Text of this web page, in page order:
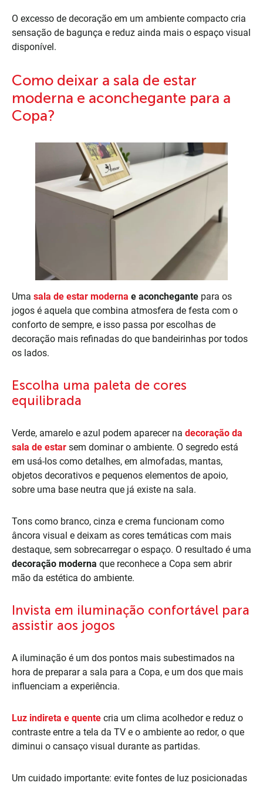
O excesso de decoração em um ambiente compacto cria
sensação de bagunça e reduz ainda mais o espaço visual
disponível.
Como deixar a sala de estar
moderna e aconchegante para a
Copa?
Uma sala de estar moderna e aconchegante para os
jogos é aquela que combina atmosfera de festa com o
conforto de sempre, e isso passa por escolhas de
decoração mais refinadas do que bandeirinhas por todos
os lados.
Escolha uma paleta de cores
equilibrada
Verde, amarelo e azul podem aparecer na decoração da
sala de estar sem dominar o ambiente. O segredo está
em usá-los como detalhes, em almofadas, mantas,
objetos decorativos e pequenos elementos de apoio,
sobre uma base neutra que já existe na sala.
Tons como branco, cinza e crema funcionam como
âncora visual e deixam as cores temáticas com mais
destaque, sem sobrecarregar o espaço. O resultado é uma
decoração moderna que reconhece a Copa sem abrir
mão da estética do ambiente.
Invista em iluminação confortável para
assistir aos jogos
A iluminação é um dos pontos mais subestimados na
hora de preparar a sala para a Copa, e um dos que mais
influenciam a experiência.
Luz indireta e quente cria um clima acolhedor e reduz o
contraste entre a tela da TV e o ambiente ao redor, o que
diminui o cansaço visual durante as partidas.
Um cuidado importante: evite fontes de luz posicionadas